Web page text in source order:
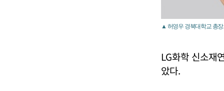
▲ 허영우 경북대학교 총장.
LG화학 신소재
았다.